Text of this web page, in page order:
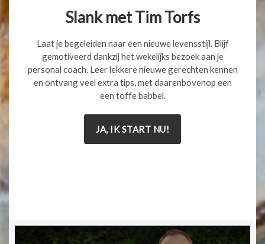
Slank met Tim Torfs
Laat je begeleiden naar een nieuwe levensstijl. Blijf
gemotiveerd dankzij het wekelijks bezoek aan je
personal coach. Leer lekkere nieuwe gerechten kennen
en ontvang veel extra tips, met daarenbovenop een
een toffe babbel.
JA, IK START NU!